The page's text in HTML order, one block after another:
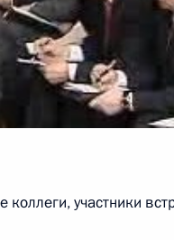
с участниками
участники